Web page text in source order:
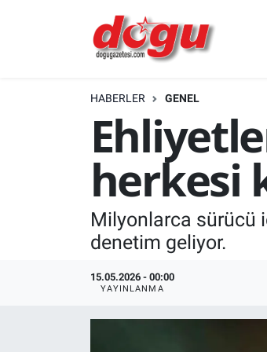
HABERLER GENEL
herkesi
Milyonlarca sürücü
denetim geliyor.
15.05.2026 - 00:00
YAYINLANMA
ERZINCAN
GÜNDEM
ERZİNCAN FOTOĞRAFLARI